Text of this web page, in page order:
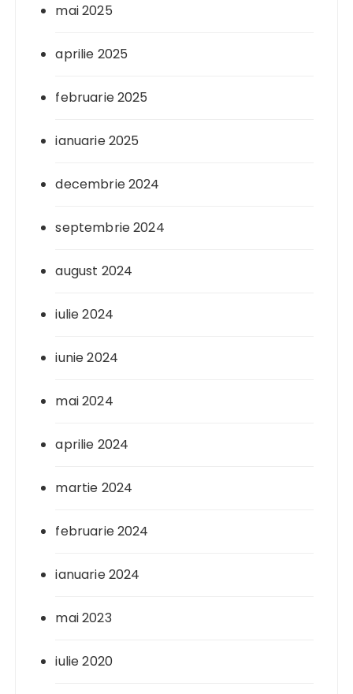
mai 2025
aprilie 2025
februarie 2025
ianuarie 2025
decembrie 2024
septembrie 2024
august 2024
iulie 2024
iunie 2024
mai 2024
aprilie 2024
martie 2024
februarie 2024
ianuarie 2024
mai 2023
iulie 2020